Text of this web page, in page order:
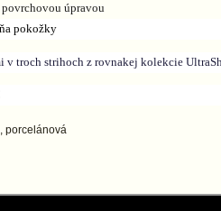
úpravou
pokožky
troch strihoch z rovnakej kolekcie
porcelánová